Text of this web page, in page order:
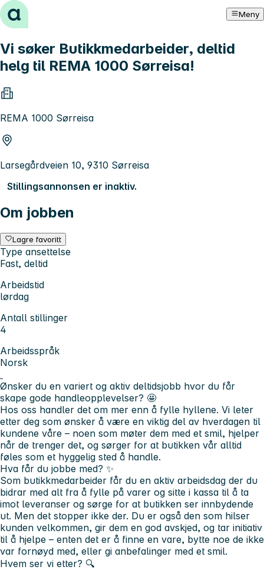
Hopp til innhold Meny
Vi søker Butikkmedarbeider, deltid
helg til REMA 1000 Sørreisa!
REMA 1000 Sørreisa
Larsegårdveien 10, 9310 Sørreisa
Stillingsannonsen er inaktiv.
Om jobben
Lagre favoritt
Type ansettelse
Fast, deltid
Arbeidstid
lørdag
Antall stillinger
4
Arbeidsspråk
Norsk
Ønsker du en variert og aktiv deltidsjobb hvor du får
skape gode handleopplevelser? 🤩
Hos oss handler det om mer enn å fylle hyllene. Vi leter
etter deg som ønsker å være en viktig del av hverdagen til
kundene våre – noen som møter dem med et smil, hjelper
når de trenger det, og sørger for at butikken vår alltid
føles som et hyggelig sted å handle.
Hva får du jobbe med? ✨
Som butikkmedarbeider får du en aktiv arbeidsdag der du
bidrar med alt fra å fylle på varer og sitte i kassa til å ta
imot leveranser og sørge for at butikken ser innbydende
ut. Men det stopper ikke der. Du er også den som hilser
kunden velkommen, gir dem en god avskjed, og tar initiativ
til å hjelpe – enten det er å finne en vare, bytte noe de ikke
var fornøyd med, eller gi anbefalinger med et smil.
Hvem ser vi etter? 🔍